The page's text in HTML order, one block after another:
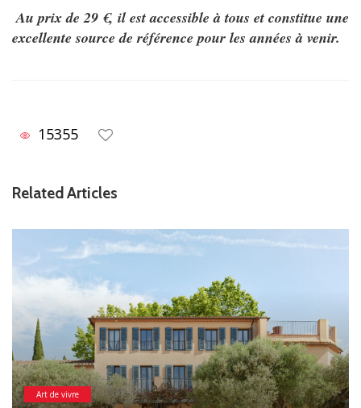
Au prix de 29 €, il est accessible à tous et constitue une
excellente source de référence pour les années à venir.
15355
Related Articles
Art de vivre